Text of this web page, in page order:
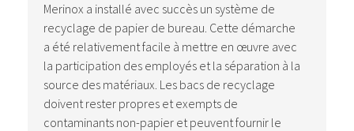
Merinox a installé avec succès un système de
recyclage de papier de bureau. Cette démarche
a été relativement facile à mettre en œuvre avec
la participation des employés et la séparation à la
source des matériaux. Les bacs de recyclage
doivent rester propres et exempts de
contaminants non-papier et peuvent fournir le